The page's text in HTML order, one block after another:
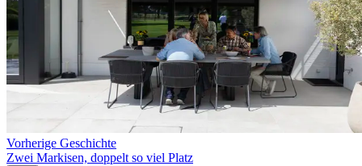
Vorherige Geschichte
Zwei Markisen, doppelt so viel Platz